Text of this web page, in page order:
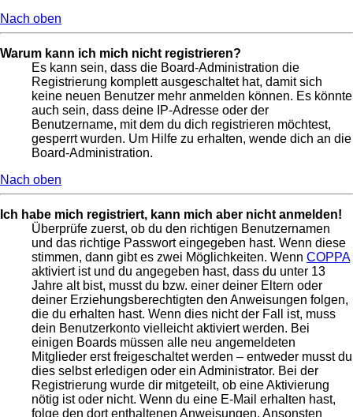
Nach oben
Warum kann ich mich nicht registrieren?
Es kann sein, dass die Board-Administration die
Registrierung komplett ausgeschaltet hat, damit sich
keine neuen Benutzer mehr anmelden können. Es könnte
auch sein, dass deine IP-Adresse oder der
Benutzername, mit dem du dich registrieren möchtest,
gesperrt wurden. Um Hilfe zu erhalten, wende dich an die
Board-Administration.
Nach oben
Ich habe mich registriert, kann mich aber nicht anmelden!
Überprüfe zuerst, ob du den richtigen Benutzernamen
und das richtige Passwort eingegeben hast. Wenn diese
stimmen, dann gibt es zwei Möglichkeiten. Wenn COPPA
aktiviert ist und du angegeben hast, dass du unter 13
Jahre alt bist, musst du bzw. einer deiner Eltern oder
deiner Erziehungsberechtigten den Anweisungen folgen,
die du erhalten hast. Wenn dies nicht der Fall ist, muss
dein Benutzerkonto vielleicht aktiviert werden. Bei
einigen Boards müssen alle neu angemeldeten
Mitglieder erst freigeschaltet werden – entweder musst du
dies selbst erledigen oder ein Administrator. Bei der
Registrierung wurde dir mitgeteilt, ob eine Aktivierung
nötig ist oder nicht. Wenn du eine E-Mail erhalten hast,
folge den dort enthaltenen Anweisungen. Ansonsten